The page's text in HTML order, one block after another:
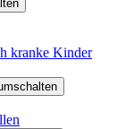
kranke Kinder